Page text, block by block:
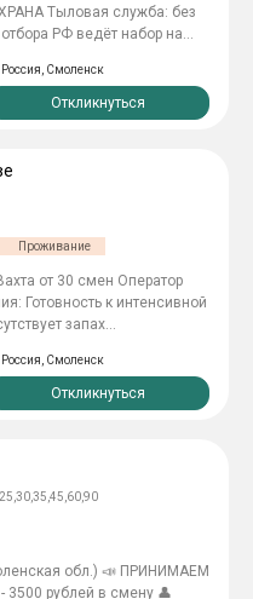
бeз
РФ ведёт набор на
Россия, Смоленск
Откликнуться
Проживание
от 30 смен Оператор
запах
сортировку и размещение
Выполнять задания
Предоставляем всем
в своей) Наши
работы; - Выплаты: 2 раза
20 числа следующего
6000 рублей. Либо
неделю. -Рабочий
Россия, Смоленск
Откликнуться
📣 ПРИНИМАЕМ